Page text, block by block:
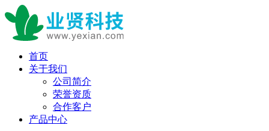
首页
关于我们
公司简介
荣誉资质
合作客户
产品中心